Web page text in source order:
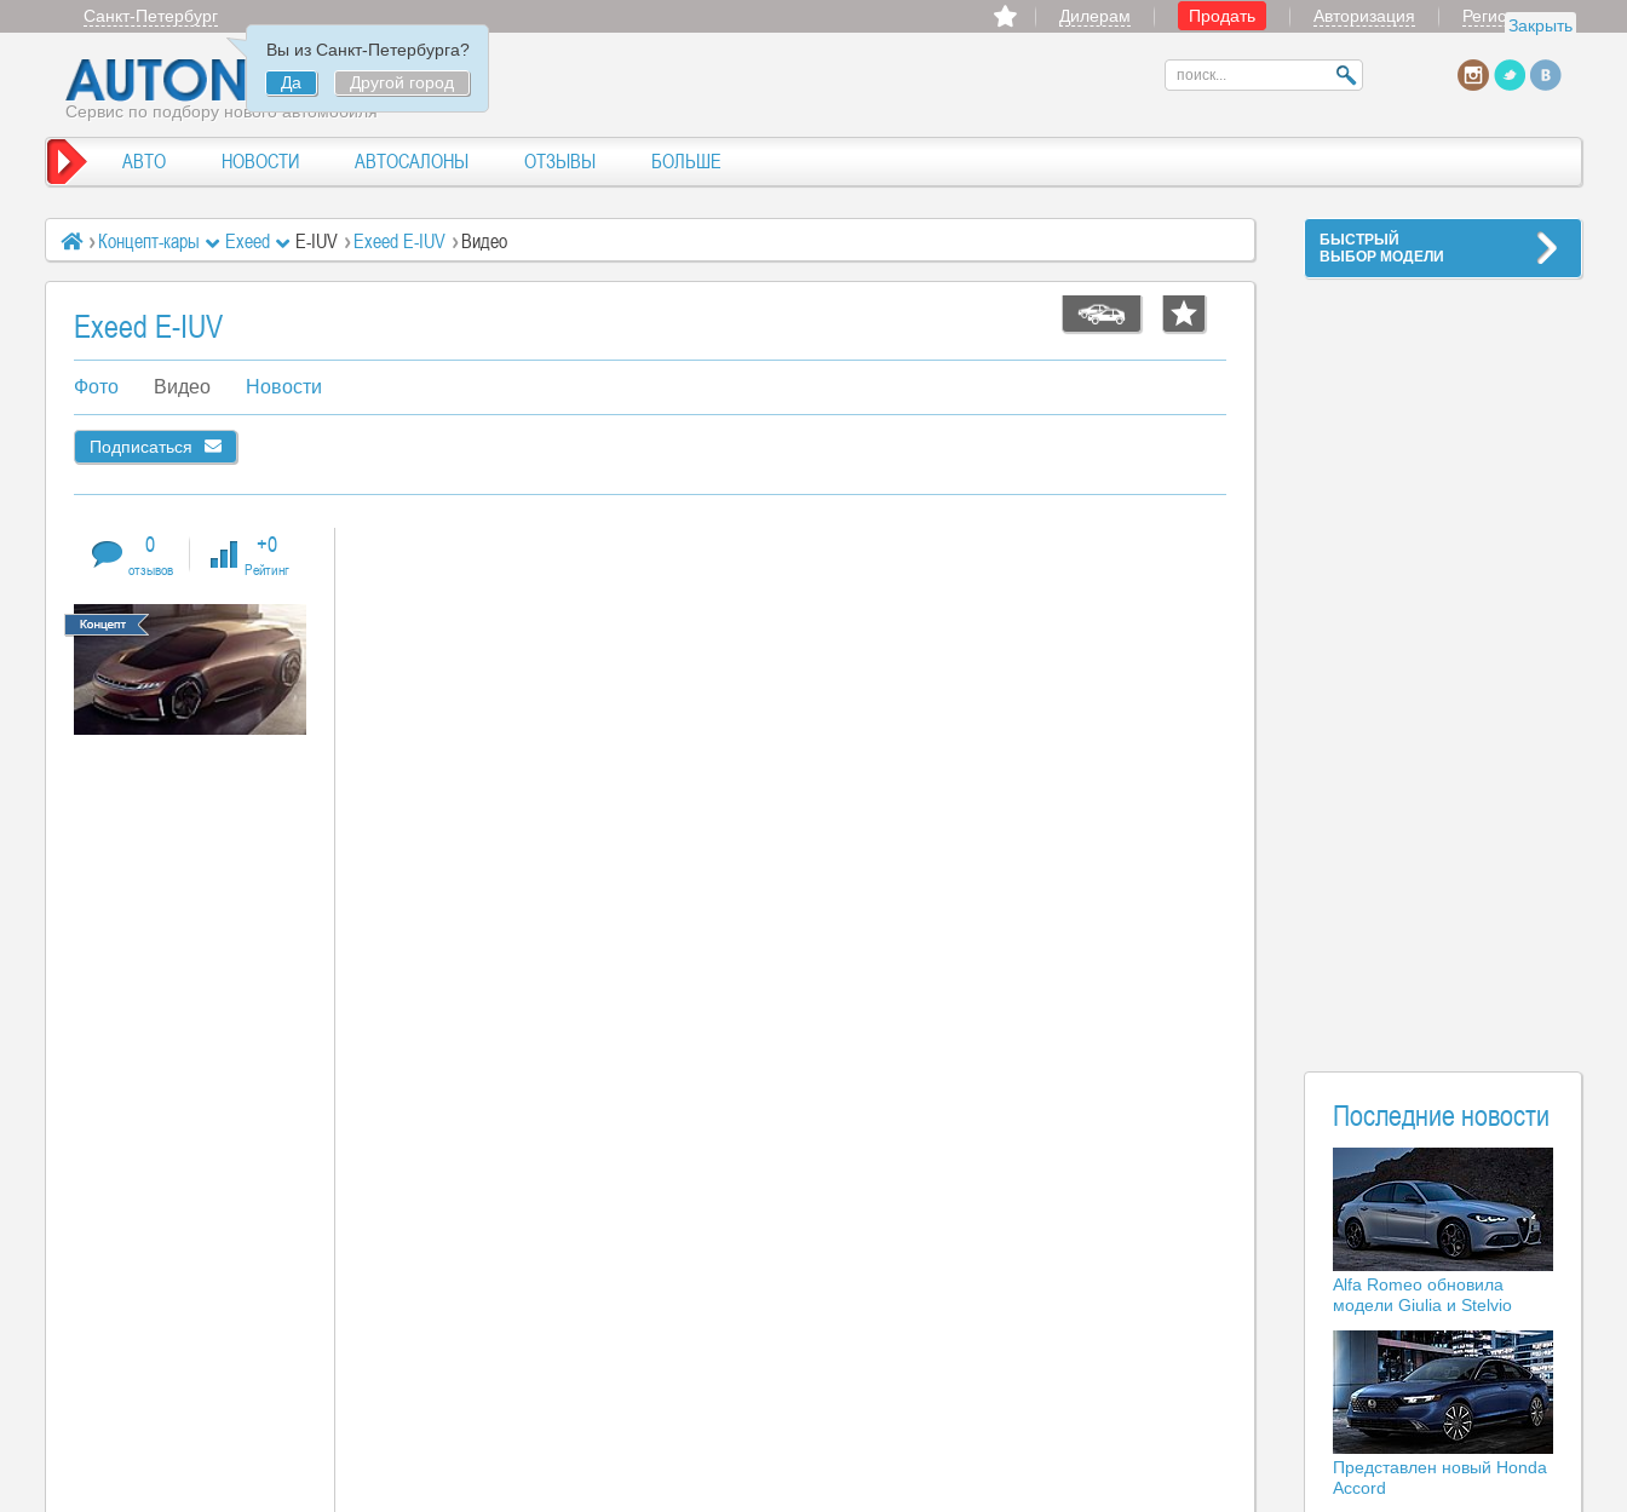
Закрыть
Санкт-Петербург
Вы из Санкт-Петербурга?
Да
Другой город
Дилерам Продать Авторизация Регистрация
Сервис по подбору нового автомобиля
АВТО НОВОСТИ АВТОСАЛОНЫ ОТЗЫВЫ БОЛЬШЕ
БЫСТРЫЙ
ВЫБОР МОДЕЛИ
Последние новости
Alfa Romeo обновила
модели Giulia и Stelvio
Представлен новый Honda
Accord
Концепт-кары Exeed E-IUV Exeed E-IUV Видео
Exeed E-IUV
Фото Видео Новости
Подписаться
0
отзывов
+0
Рейтинг